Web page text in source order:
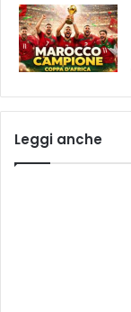
Leggi anche